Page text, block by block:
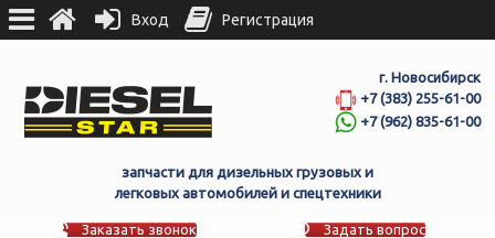
г. Новосибирск
+7 (383) 255-61-00
+7 (962) 835-61-00
запчасти для дизельных грузовых и
легковых автомобилей и спецтехники
Заказать звонок Задать вопрос
Вход Регистрация